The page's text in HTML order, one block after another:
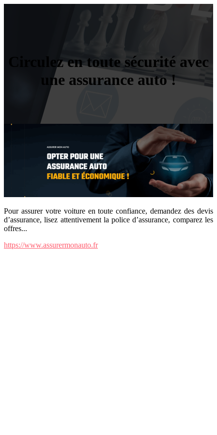
Circulez en toute sécurité avec
une assurance auto !
Pour assurer votre voiture en toute confiance, demandez des devis
d’assurance, lisez attentivement la police d’assurance, comparez les
offres...
https://www.assurermonauto.fr